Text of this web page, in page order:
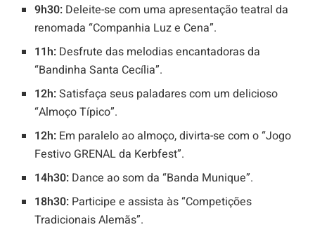
9h30: Deleite-se com uma apresentação teatral da
renomada “Companhia Luz e Cena”.
11h: Desfrute das melodias encantadoras da
“Bandinha Santa Cecília”.
12h:Satisfaça seus paladares com um delicioso
“Almoço Típico”.
12h: Em paralelo ao almoço, divirta-se com o “Jogo
Festivo GRENAL da Kerbfest”.
14h30: Dance ao som da “Banda Munique”.
18h30: Participe e assista às “Competições
Tradicionais Alemãs”.